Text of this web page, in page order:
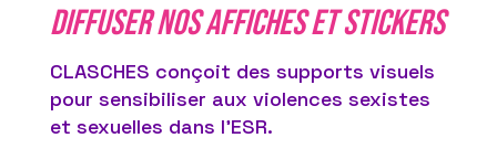
Diffuser nos affiches et stickers
CLASCHES conçoit des supports visuels
pour sensibiliser aux violences sexistes
et sexuelles dans l’ESR.